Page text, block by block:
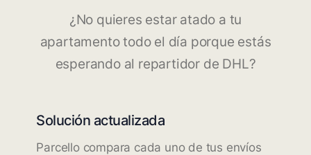
¿No quieres estar atado a tu
apartamento todo el día porque estás
esperando al repartidor de DHL?
Solución actualizada
Parcello compara cada uno de tus envíos